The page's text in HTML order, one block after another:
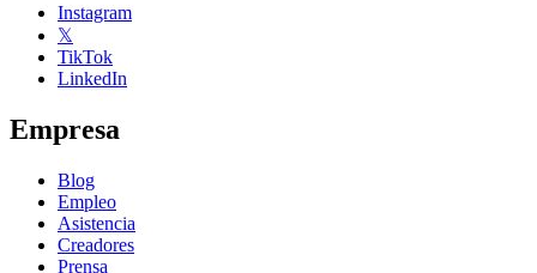
Instagram
𝕏
TikTok
LinkedIn
Empresa
Blog
Empleo
Asistencia
Creadores
Prensa